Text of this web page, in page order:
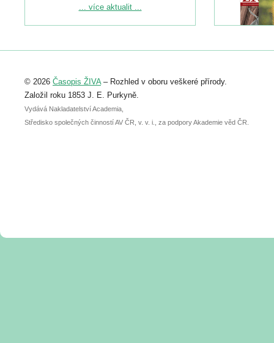
Podrobnější informace ke konferenci
Registrovat se můžete do 6. září.
abstraktu přihlášené přednášky nebo
posteru je už 30. června.
... více aktualit ...
© 2026 Časopis ŽIVA– Rozhled v oboru veškeré přírody.
Založil roku 1853 J. E. Purkyně.
Vydává Nakladatelství Academia,
Středisko společných činností AV ČR, v. v. i., za podpory Akademie věd ČR.